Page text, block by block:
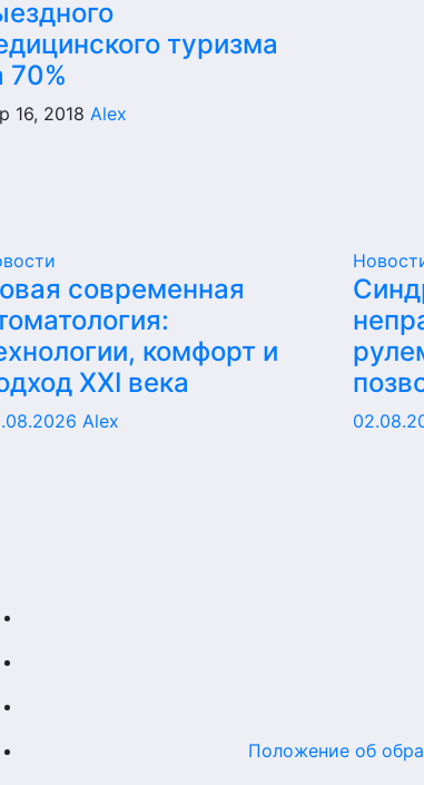
туризма
70%
16, 2018 Alex
современная
комфорт и
XXI века
Alex
Положение об